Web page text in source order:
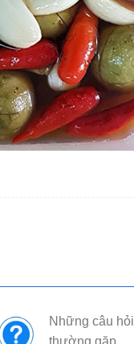
Những câu hỏi
thường gặp